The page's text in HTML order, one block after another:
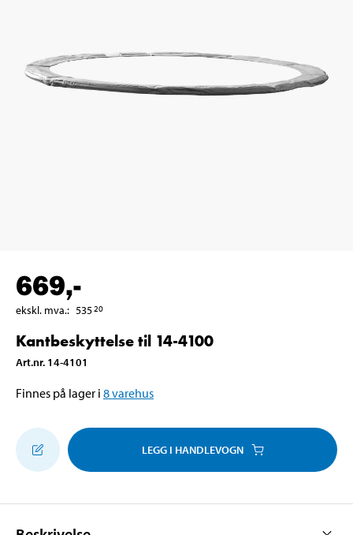
669,-
ekskl. mva.: 53520
Kantbeskyttelse til 14-4100
Art.nr. 14-4101
Finnes på lager i 8varehus
LEGG I HANDLEVOGN